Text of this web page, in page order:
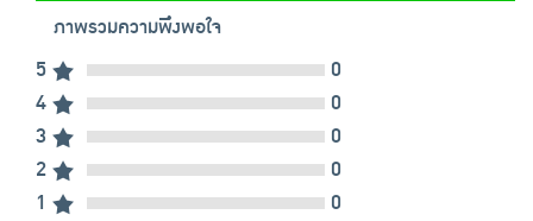
ภาพรวมความพึงพอใจ
5
0
4
0
3
0
2
0
1
0